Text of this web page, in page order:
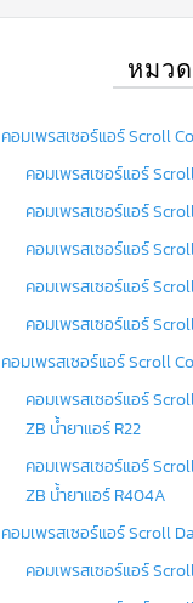
หมว
คอมเพรสเซอร์แอร์ Scroll
คอมเพรสเซอร์แอร์
คอมเพรสเซอร์แอร์
คอมเพรสเซอร์แอร์
คอมเพรสเซอร์แอร์
คอมเพรสเซอร์แอร์
คอมเพรสเซอร์แอร์ Scroll
คอมเพรสเซอร์แอร์
ZB น้ำยาแอร์ R22
คอมเพรสเซอร์แอร์
ZB น้ำยาแอร์ R404A
คอมเพรสเซอร์แอร์ Scroll
คอมเพรสเซอร์แอร์